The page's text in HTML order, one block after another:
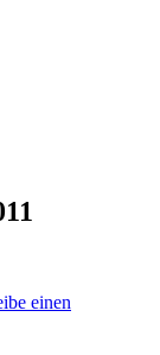
einen